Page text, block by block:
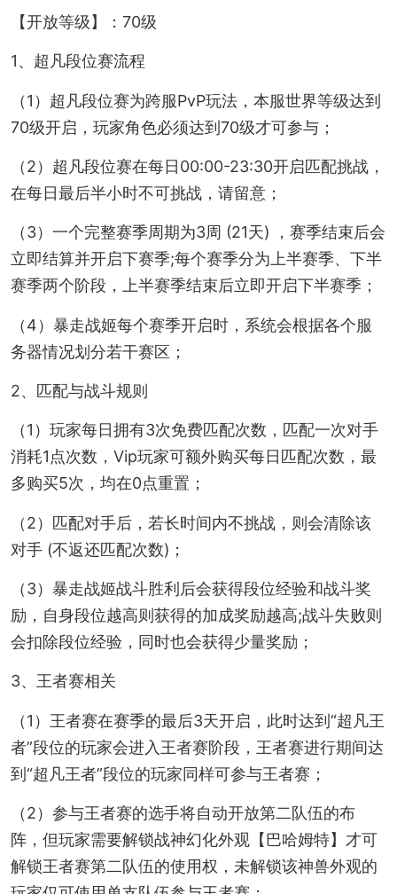
【开放等级】：70级
1、超凡段位赛流程
（1）超凡段位赛为跨服PvP玩法，本服世界等级达到
70级开启，玩家角色必须达到70级才可参与；
（2）超凡段位赛在每日00:00-23:30开启匹配挑战，
在每日最后半小时不可挑战，请留意；
（3）一个完整赛季周期为3周 (21天) ，赛季结束后会
立即结算并开启下赛季;每个赛季分为上半赛季、下半
赛季两个阶段，上半赛季结束后立即开启下半赛季；
（4）暴走战姬每个赛季开启时，系统会根据各个服
务器情况划分若干赛区；
2、匹配与战斗规则
（1）玩家每日拥有3次免费匹配次数，匹配一次对手
消耗1点次数，Vip玩家可额外购买每日匹配次数，最
多购买5次，均在0点重置；
（2）匹配对手后，若长时间内不挑战，则会清除该
对手 (不返还匹配次数)；
（3）暴走战姬战斗胜利后会获得段位经验和战斗奖
励，自身段位越高则获得的加成奖励越高;战斗失败则
会扣除段位经验，同时也会获得少量奖励；
3、王者赛相关
（1）王者赛在赛季的最后3天开启，此时达到“超凡王
者”段位的玩家会进入王者赛阶段，王者赛进行期间达
到“超凡王者”段位的玩家同样可参与王者赛；
（2）参与王者赛的选手将自动开放第二队伍的布
阵，但玩家需要解锁战神幻化外观【巴哈姆特】才可
解锁王者赛第二队伍的使用权，未解锁该神兽外观的